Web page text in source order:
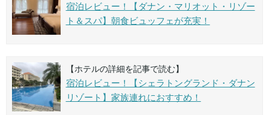
宿泊レビュー！【ダナン・マリオット・リゾー
ト＆スパ】朝食ビュッフェが充実！
【ホテルの詳細を記事で読む】
宿泊レビュー！【シェラトングランド・ダナン
リゾート】家族連れにおすすめ！